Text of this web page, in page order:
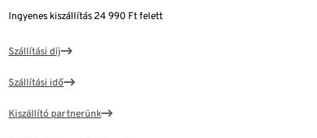
Ingyenes kiszállítás 24 990 Ft felett
Szállítási díj
Szállítási idő
Kiszállító partnerünk